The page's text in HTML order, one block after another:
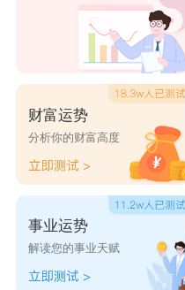
财富运势
分析你的财富高度
事业运势
解读您的事业天赋